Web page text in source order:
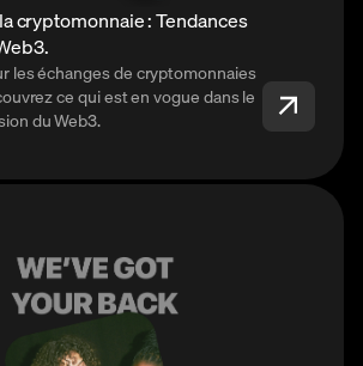
cryptomonnaie : Tendances
les échanges de cryptomonnaies
ce qui est en vogue dans le
du Web3.